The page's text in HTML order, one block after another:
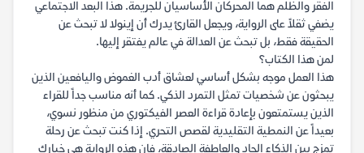
الفقر والظلم هما المحركان الأساسيان للجريمة. هذا البعد الاجتماعي
يضفي ثقلاً على الرواية، ويجعل القارئ يدرك أن إينولا لا تبحث عن
الحقيقة فقط، بل تبحث عن العدالة في عالم يفتقر إليها.
لمن هذا الكتاب؟
هذا العمل موجه بشكل أساسي لعشاق أدب الغموض واليافعين الذين
يبحثون عن شخصيات تمثل التمرد الذكي. كما أنه مناسب جداً للقراء
الذين يستمتعون بإعادة قراءة العصر الفيكتوري من منظور نسوي،
بعيداً عن النمطية التقليدية لقصص التحري. إذا كنت تبحث عن رحلة
تمزج بين الذكاء الحاد والعاطفة الصادقة، فإن هذه الرواية هي خيارك